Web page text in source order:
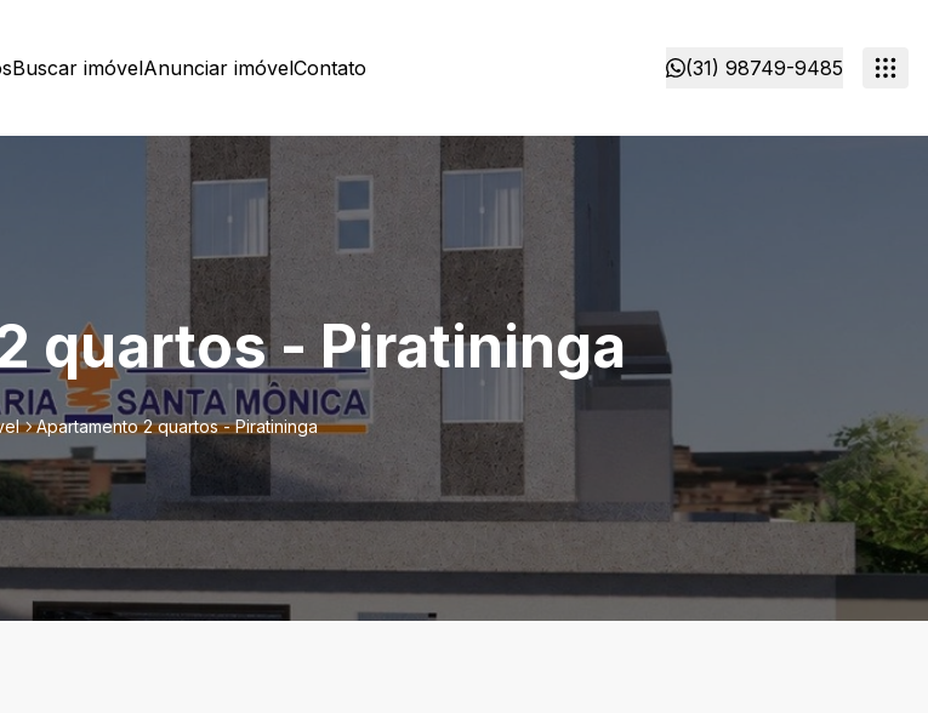
Buscar imóvelAnunciar imóvelContato (31) 98749-9485
quartos - Piratininga
Apartamento 2 quartos - Piratininga